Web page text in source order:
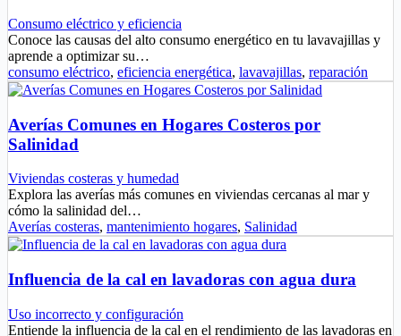
Consumo eléctrico y eficiencia
Conoce las causas del alto consumo energético en tu lavavajillas y
aprende a optimizar su…
consumo eléctrico, eficiencia energética, lavavajillas, reparación
Averías Comunes en Hogares Costeros por
Salinidad
Viviendas costeras y humedad
Explora las averías más comunes en viviendas cercanas al mar y
cómo la salinidad del…
Averías costeras, mantenimiento hogares, Salinidad
Influencia de la cal en lavadoras con agua dura
Uso incorrecto y configuración
Entiende la influencia de la cal en el rendimiento de las lavadoras en